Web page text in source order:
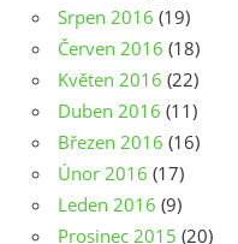
Srpen 2016 (19)
Červen 2016 (18)
Květen 2016 (22)
Duben 2016 (11)
Březen 2016 (16)
Únor 2016 (17)
Leden 2016 (9)
Prosinec 2015 (20)